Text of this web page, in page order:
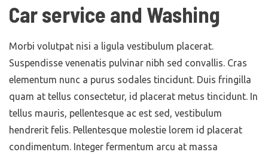
Car service and Washing
Morbi volutpat nisi a ligula vestibulum placerat.
Suspendisse venenatis pulvinar nibh sed convallis. Cras
elementum nunc a purus sodales tincidunt. Duis fringilla
quam at tellus consectetur, id placerat metus tincidunt. In
tellus mauris, pellentesque ac est sed, vestibulum
hendrerit felis. Pellentesque molestie lorem id placerat
condimentum. Integer fermentum arcu at massa